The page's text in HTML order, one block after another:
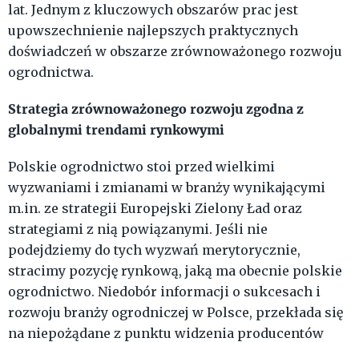
lat. Jednym z kluczowych obszarów prac jest
upowszechnienie najlepszych praktycznych
doświadczeń w obszarze zrównoważonego rozwoju
ogrodnictwa.
Strategia zrównoważonego rozwoju zgodna z
globalnymi trendami rynkowymi
Polskie ogrodnictwo stoi przed wielkimi
wyzwaniami i zmianami w branży wynikającymi
m.in. ze strategii Europejski Zielony Ład oraz
strategiami z nią powiązanymi. Jeśli nie
podejdziemy do tych wyzwań merytorycznie,
stracimy pozycję rynkową, jaką ma obecnie polskie
ogrodnictwo. Niedobór informacji o sukcesach i
rozwoju branży ogrodniczej w Polsce, przekłada się
na niepożądane z punktu widzenia producentów